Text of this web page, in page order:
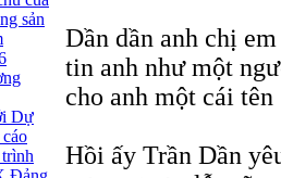
sản
Dự
Dần dần anh chị
tin anh như một
cho anh một cái
Hồi ấy Trần Dần